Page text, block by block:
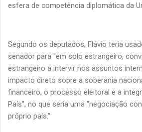
esfera de competência diplomática da
Segundo os deputados, Flávio teria
senador para "em solo estrangeiro,
estrangeiro a intervir nos assuntos
impacto direto sobre a soberania
financeiro, o processo eleitoral e a
País", no que seria uma "negociação
próprio país."